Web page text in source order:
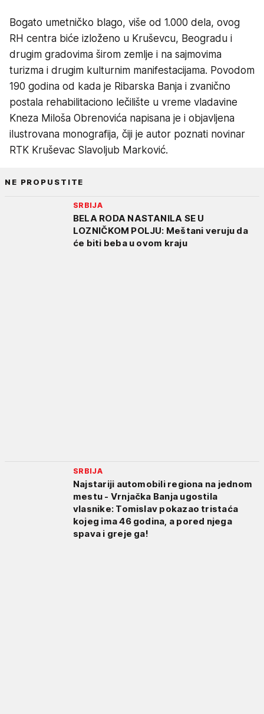
Bogato umetničko blago, više od 1.000 dela, ovog
RH centra biće izloženo u Kruševcu, Beogradu i
drugim gradovima širom zemlje i na sajmovima
turizma i drugim kulturnim manifestacijama. Povodom
190 godina od kada je Ribarska Banja i zvanično
postala rehabilitaciono lečilište u vreme vladavine
Kneza Miloša Obrenovića napisana je i objavljena
ilustrovana monografija, čiji je autor poznati novinar
RTK Kruševac Slavoljub Marković.
NE PROPUSTITE
SRBIJA
BELA RODA NASTANILA SE U
LOZNIČKOM POLJU: Meštani veruju da
će biti beba u ovom kraju
SRBIJA
Najstariji automobili regiona na jednom
mestu - Vrnjačka Banja ugostila
vlasnike: Tomislav pokazao tristaća
kojeg ima 46 godina, a pored njega
spava i greje ga!